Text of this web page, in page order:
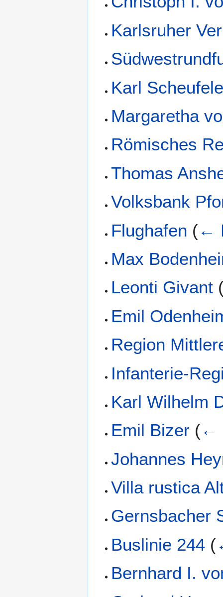
Karlsruher
Karl
Margaretha
Römisches
Thomas
Volksbank
Flughafen (←
Max
Leonti Givant
Emil
Region
Infanterie-
Karl Wilhelm
Emil Bizer (←
Johannes
Villa rustica
Gernsbacher
Buslinie 244 (
Bernhard I.